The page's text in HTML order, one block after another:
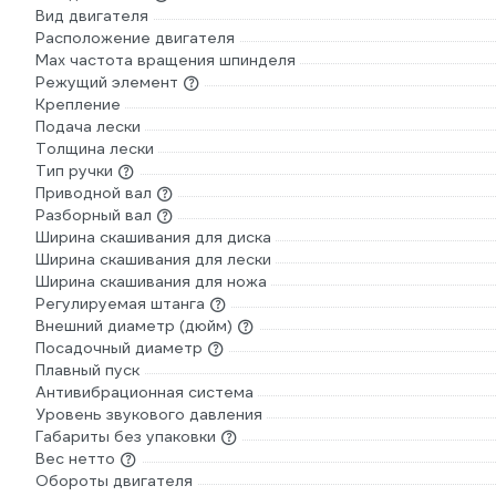
Вид двигателя
Расположение двигателя
Max частота вращения шпинделя
Режущий элемент
Крепление
Подача лески
Толщина лески
Тип ручки
Приводной вал
Разборный вал
Ширина скашивания для диска
Ширина скашивания для лески
Ширина скашивания для ножа
Регулируемая штанга
Внешний диаметр (дюйм)
Посадочный диаметр
Плавный пуск
Антивибрационная система
Уровень звукового давления
Габариты без упаковки
Вес нетто
Обороты двигателя